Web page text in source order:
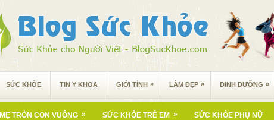
SỨC KHỎE TIN Y KHOA GIỚI TÍNH » LÀM ĐẸP » DINH DƯỠNG »
MẸ TRÒN CON VUÔNG » SỨC KHỎE TRẺ EM » SỨC KHỎE PHỤ NỮ